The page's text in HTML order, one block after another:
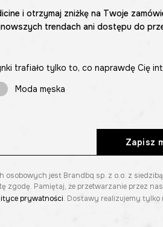
i otrzymaj zniżkę na Twoje
trendach ani dostępu do
trafiało tylko to, co naprawdę Cię
Moda męska
Zapisz
jest Brandbq sp. z o.o. z siedzibą
zgodę. Pamiętaj, że przetwarzanie przez
prywatności. Dostawy realizujemy tylko